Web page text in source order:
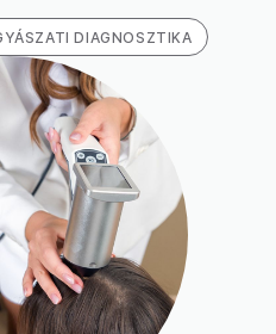
DIAGNOSZTIKA